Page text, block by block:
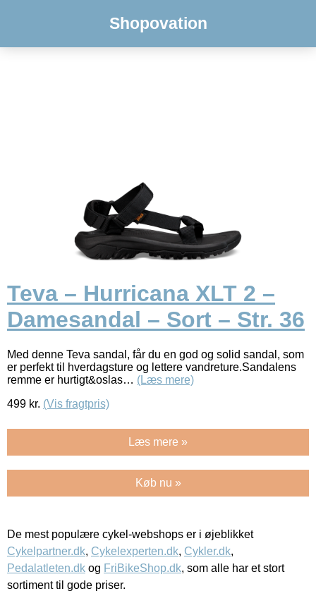
Shopovation
Teva – Hurricana XLT 2 –
Damesandal – Sort – Str. 36
Med denne Teva sandal, får du en god og solid sandal, som
er perfekt til hverdagsture og lettere vandreture.Sandalens
remme er hurtigt&oslas… (Læs mere)
499 kr. (Vis fragtpris)
Læs mere »
Køb nu »
De mest populære cykel-webshops er i øjeblikket
Cykelpartner.dk, Cykelexperten.dk, Cykler.dk,
Pedalatleten.dk og FriBikeShop.dk, som alle har et stort
sortiment til gode priser.